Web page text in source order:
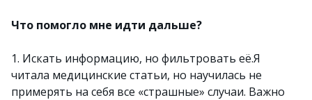
Что помогло мне идти дальше?
1. Искать информацию, но фильтровать её.Я
читала медицинские статьи, но научилась не
примерять на себя все «страшные» случаи. Важно